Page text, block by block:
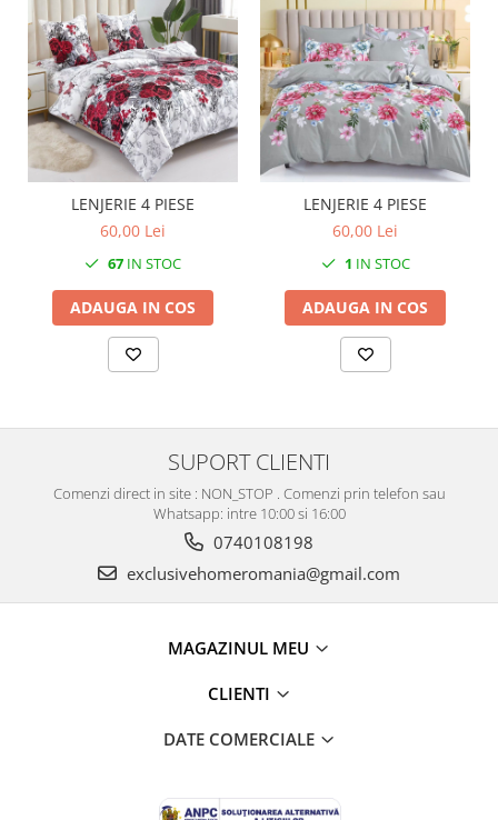
LENJERIE 4 PIESE
60,00 Lei
67 IN STOC
ADAUGA IN COS
LENJERIE 4 PIESE
60,00 Lei
1 IN STOC
ADAUGA IN COS
SUPORT CLIENTI
Comenzi direct in site : NON_STOP . Comenzi prin telefon sau
Whatsapp: intre 10:00 si 16:00
0740108198
exclusivehomeromania@gmail.com
MAGAZINUL MEU
CLIENTI
DATE COMERCIALE